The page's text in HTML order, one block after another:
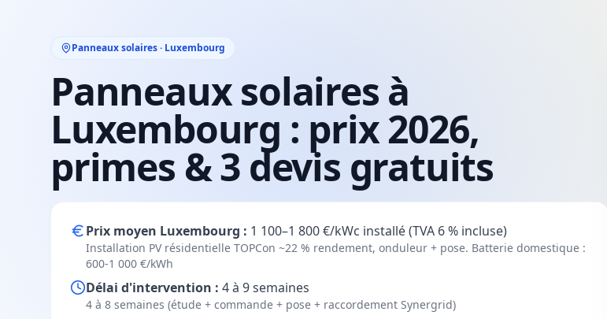
Panneaux solaires · Luxembourg
Panneaux solaires à
Luxembourg : prix 2026,
primes & 3 devis gratuits
Prix moyen Luxembourg : 1 100–1 800 €/kWc installé (TVA 6 % incluse)
Installation PV résidentielle TOPCon ~22 % rendement, onduleur + pose. Batterie domestique :
600-1 000 €/kWh
Délai d'intervention : 4 à 9 semaines
4 à 8 semaines (étude + commande + pose + raccordement Synergrid)